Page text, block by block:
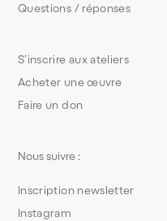
S’inscrire aux ateliers
Acheter une œuvre
Faire un don
Questions / réponses
Nous suivre :
Inscription newsletter
Instagram